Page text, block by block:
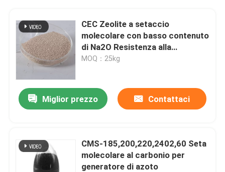
CEC Zeolite a setaccio
molecolare con basso contenuto
di Na2O Resistenza alla
frantumazione 30-100N LOI 4-
MOQ：25kg
Miglior prezzo Contattaci
CMS-185,200,220,2402,60 Seta
molecolare al carbonio per
generatore di azoto